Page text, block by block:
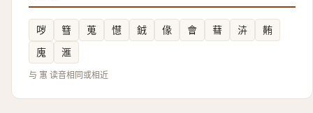
哕 篲 蒐 懳 銊 㑰 會 蔧 泋
䵋
廆
滙
与 寭 读音相同或相近